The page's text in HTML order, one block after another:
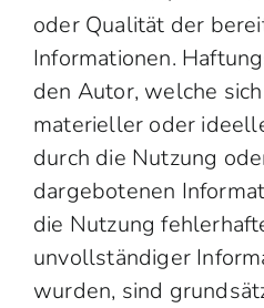
oder Qualität der
Informationen.
den Autor, welche
materieller oder
durch die Nutzung
dargebotenen
die Nutzung
unvollständiger
wurden, sind